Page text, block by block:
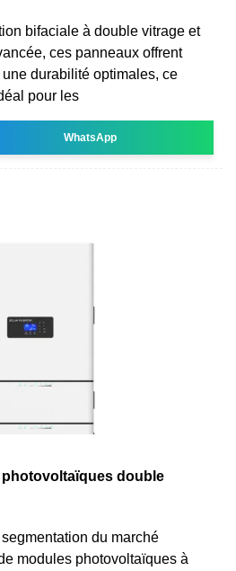
bifaciale à double vitrage et
ces panneaux offrent
durabilité optimales, ce
pour les
WhatsApp
photovoltaïques double
du marché
modules photovoltaïques à